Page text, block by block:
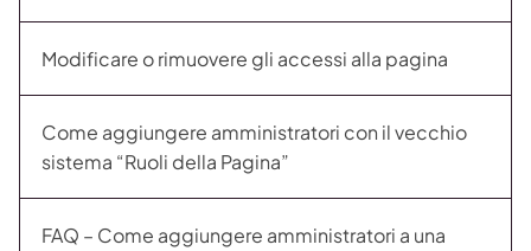
Modificare o rimuovere gli accessi alla pagina
Come aggiungere amministratori con il vecchio
sistema “Ruoli della Pagina”
FAQ – Come aggiungere amministratori a una